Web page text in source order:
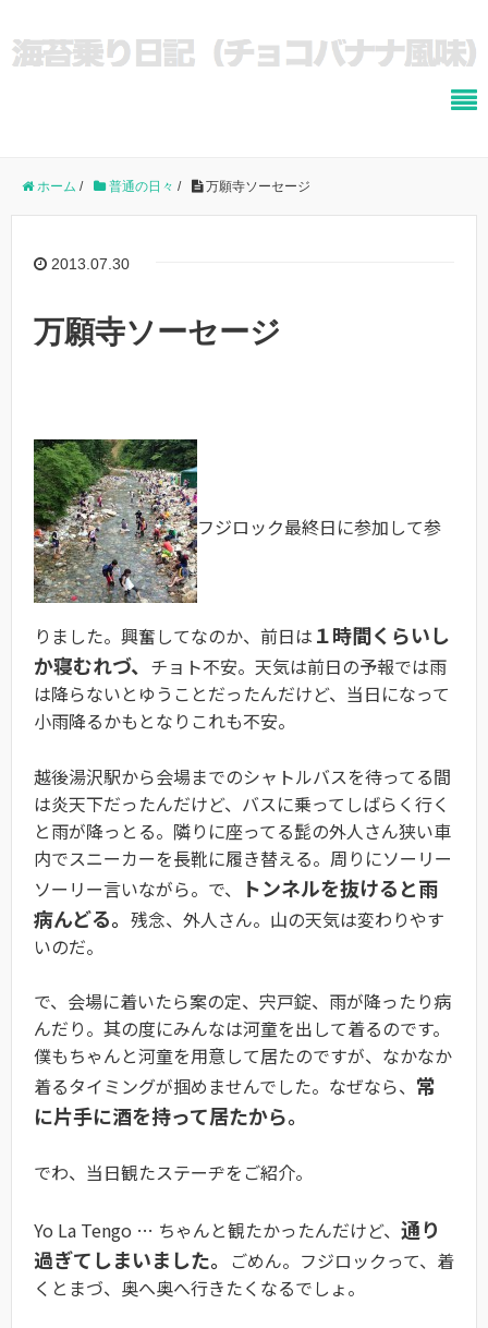
ホーム / 普通の日々 / 万願寺ソーセージ
2013.07.30
万願寺ソーセージ
フジロック最終日に参加して参
りました。興奮してなのか、前日は １時間くらいし
か寝むれづ、 チョト不安。天気は前日の予報では雨
は降らないとゆうことだったんだけど、当日になって
小雨降るかもとなりこれも不安。
越後湯沢駅から会場までのシャトルバスを待ってる間
は炎天下だったんだけど、バスに乗ってしばらく行く
と雨が降っとる。隣りに座ってる髭の外人さん狭い車
内でスニーカーを長靴に履き替える。周りにソーリー
ソーリー言いながら。で、
トンネルを抜けると雨
病んどる。 残念、外人さん。山の天気は変わりやす
いのだ。
で、会場に着いたら案の定、宍戸錠、雨が降ったり病
んだり。其の度にみんなは河童を出して着るのです。
僕もちゃんと河童を用意して居たのですが、なかなか
着るタイミングが掴めませんでした。なぜなら、 常
に片手に酒を持って居たから。
でわ、当日観たステーヂをご紹介。
Yo La Tengo … ちゃんと観たかったんだけど、 通り
過ぎてしまいました。 ごめん。フジロックって、着
くとまづ、奥へ奥へ行きたくなるでしょ。